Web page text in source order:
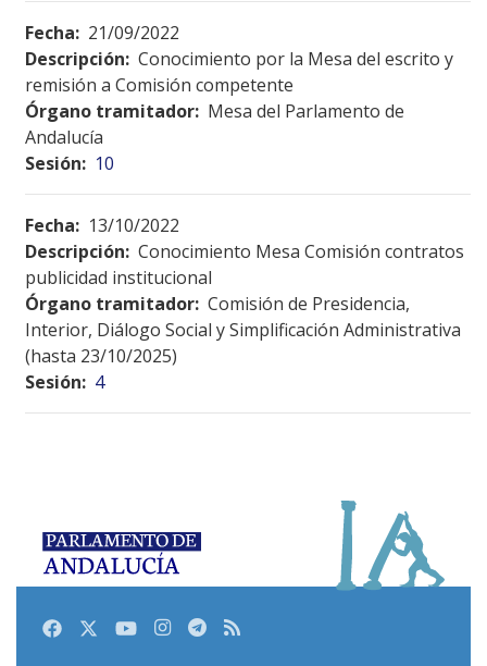
Fecha: 21/09/2022
Descripción: Conocimiento por la Mesa del escrito y
remisión a Comisión competente
Órgano tramitador: Mesa del Parlamento de
Andalucía
Sesión: 10
Fecha: 13/10/2022
Descripción: Conocimiento Mesa Comisión contratos
publicidad institucional
Órgano tramitador: Comisión de Presidencia,
Interior, Diálogo Social y Simplificación Administrativa
(hasta 23/10/2025)
Sesión: 4
FacebookTwitterYoutubeInstagram
Telegram
RSS